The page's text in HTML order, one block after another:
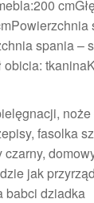
spania –
obicia:
noże
fasolka
jak
babci dziadka